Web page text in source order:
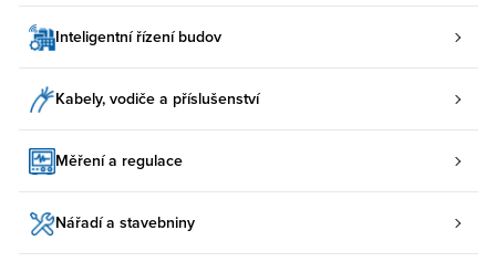
Inteligentní řízení budov
Kabely, vodiče a příslušenství
Měření a regulace
Nářadí a stavebniny